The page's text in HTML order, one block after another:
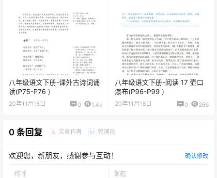
八年级语文下册-课外古诗词诵
读(P75-P76 )
20年11月18日 0 1.4k
八年级语文下册-阅读 17 壶口
瀑布(P96-P99 )
20年11月18日 0 266
0 条回复 A 文章作者 M 管理员
欢迎您，新朋友，感谢参与互动！ 确认修改